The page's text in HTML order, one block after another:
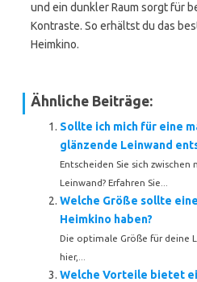
und ein dunkler Raum sorgt für
Kontraste. So erhältst du das
Heimkino.
Ähnliche Beiträge:
Sollte ich mich für eine
glänzende Leinwand
Entscheiden Sie sich
Leinwand? Erfahren Sie...
Welche Größe sollte
Heimkino haben?
Die optimale Größe für deine
hier,...
Welche Vorteile bietet